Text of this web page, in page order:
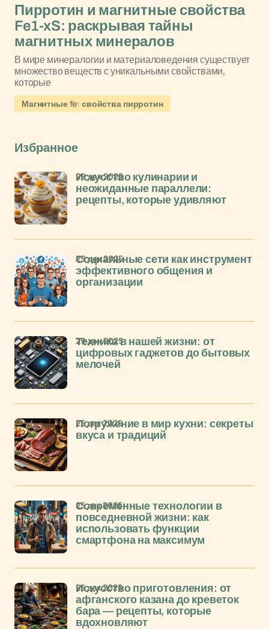
Пирротин и магнитные свойства
Fe1-xS: раскрывая тайны
магнитных минералов
В мире минералогии и материаловедения существует
множество веществ с уникальными свойствами,
которые
Магнитные fe: свойства пирротин
Избранное
Искусство кулинарии и
неожиданные параллели:
рецепты, которые удивляют
29 дек 2025
Социальные сети как инструмент
эффективного общения и
организации
29 дек 2025
Техника в нашей жизни: от
цифровых гаджетов до бытовых
мелочей
29 дек 2025
Погружение в мир кухни: секреты
вкуса и традиций
25 дек 2025
Современные технологии в
повседневной жизни: как
использовать функции
смартфона на максимум
25 дек 2025
Искусство приготовления: от
афганского казана до креветок
бара — рецепты, которые
вдохновляют
25 дек 2025